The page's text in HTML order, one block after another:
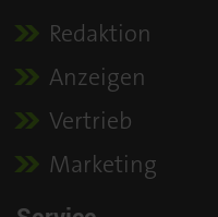
Redaktion
Anzeigen
Vertrieb
Marketing